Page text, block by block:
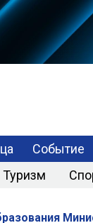
Событие
Туризм